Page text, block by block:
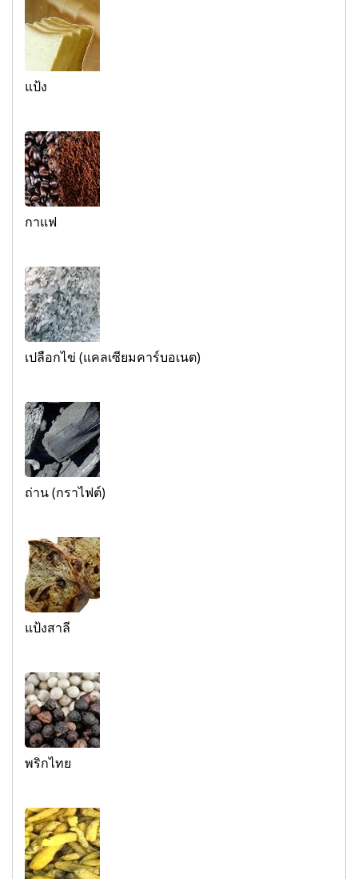
แป้ง
กาแฟ
เปลือกไข่ (แคลเซียมคาร์บอเนต)
ถ่าน (กราไฟต์)
แป้งสาลี
พริกไทย